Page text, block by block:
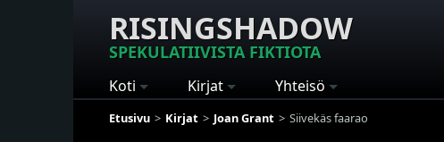
RISINGSHADOW
SPEKULATIIVISTA FIKTIOTA
Koti Kirjat Yhteisö
Etusivu Kirjat Joan Grant Siivekäs faarao